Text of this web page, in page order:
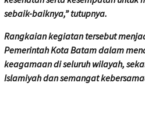
sebaik-baiknya,” tutupnya.
Rangkaian kegiatan tersebut
Pemerintah Kota Batam dalam
keagamaan di seluruh wilayah,
Islamiyah dan semangat